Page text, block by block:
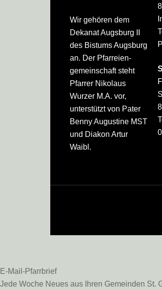
Wir gehören dem
Dekanat Augsburg II
des Bistums Augsburg
an. Der Pfarreien­
gemeinschaft steht
Pfarrer Nikolaus
Wurzer M.A. vor,
unterstützt von Pater
Benny Augustine MST
und Diakon Artur
Waibl.
E-Mail-Pfarrbrief
Jede Woche Neues aus Ihren Gemeinden St.